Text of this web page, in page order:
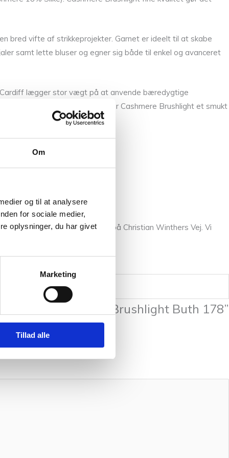
Om
og til at analysere
for sociale medier,
oplysninger, du har givet
Marketing
Tillad alle
bred vifte af strikkeprojekter. Garnet er ideelt til at skabe
samt lette bluser og egner sig både til enkel og avanceret
lægger stor vægt på at anvende bæredygtige
kemikalier. Samlet set er Cashmere Brushlight et smukt
så besøg vores butik på Christian Winthers Vej. Vi
Cashmere Brushlight Buth 178”
felter er markeret med*